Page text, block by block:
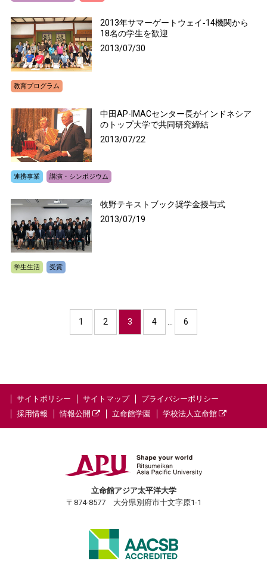
2013年サマーゲートウェイ‐14機関から
18名の学生を歓迎
2013/07/30
教育プログラム
中田AP-IMACセンター長がインドネシア
のトップ大学で共同研究締結
2013/07/22
連携事業 講演・シンポジウム
牧野テキストブック奨学金授与式
2013/07/19
学生生活 受賞
1 2 3 4 6
サイトポリシー サイトマップ
プライバシーポリシー
採用情報
情報公開 立命館学園 学校法人立命館
立命館アジア太平洋大学
〒874-8577 大分県別府市十文字原1-1